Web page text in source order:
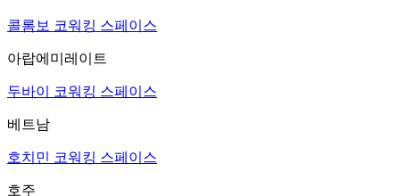
콜롬보 코워킹 스페이스
아랍에미레이트
두바이 코워킹 스페이스
베트남
호치민 코워킹 스페이스
호주